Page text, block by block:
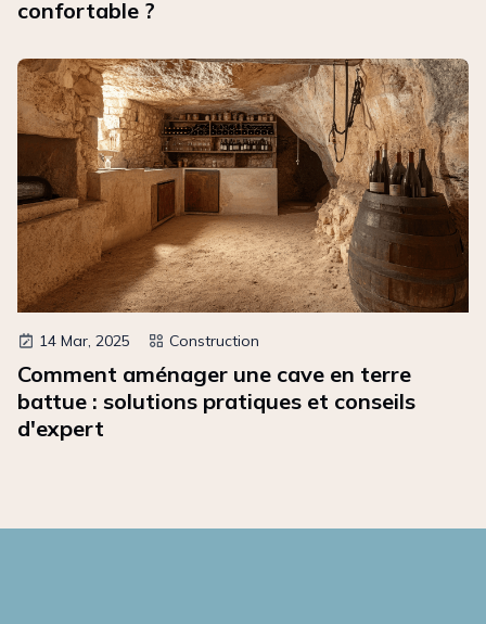
confortable ?
14 Mar, 2025 Construction
Comment aménager une cave en terre
battue : solutions pratiques et conseils
d'expert